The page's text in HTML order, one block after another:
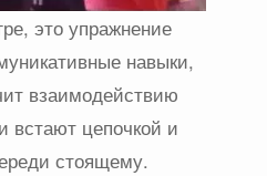
это упражнение
навыки,
взаимодействию
встают цепочкой и
стоящему.